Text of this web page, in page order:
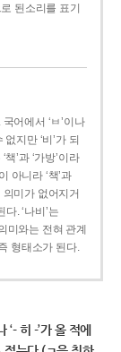
된소리를 표기
어에서 ‘ㅂ’이나
지만 ‘비’가 되
’과 ‘가방’이라
아니라 ‘책’과
미가 없어지거
. ‘나비’는
미와는 전혀 관계
형태소가 된다.
‘- 히 -’가 올 적에